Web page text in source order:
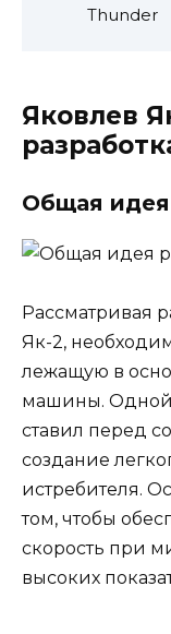
Thunder
Яковлев
Общая идея
Рассматривая
Як-2,
лежащую в
машины. Одной
ставил перед
создание
истребителя.
том, чтобы
скорость при
высоких